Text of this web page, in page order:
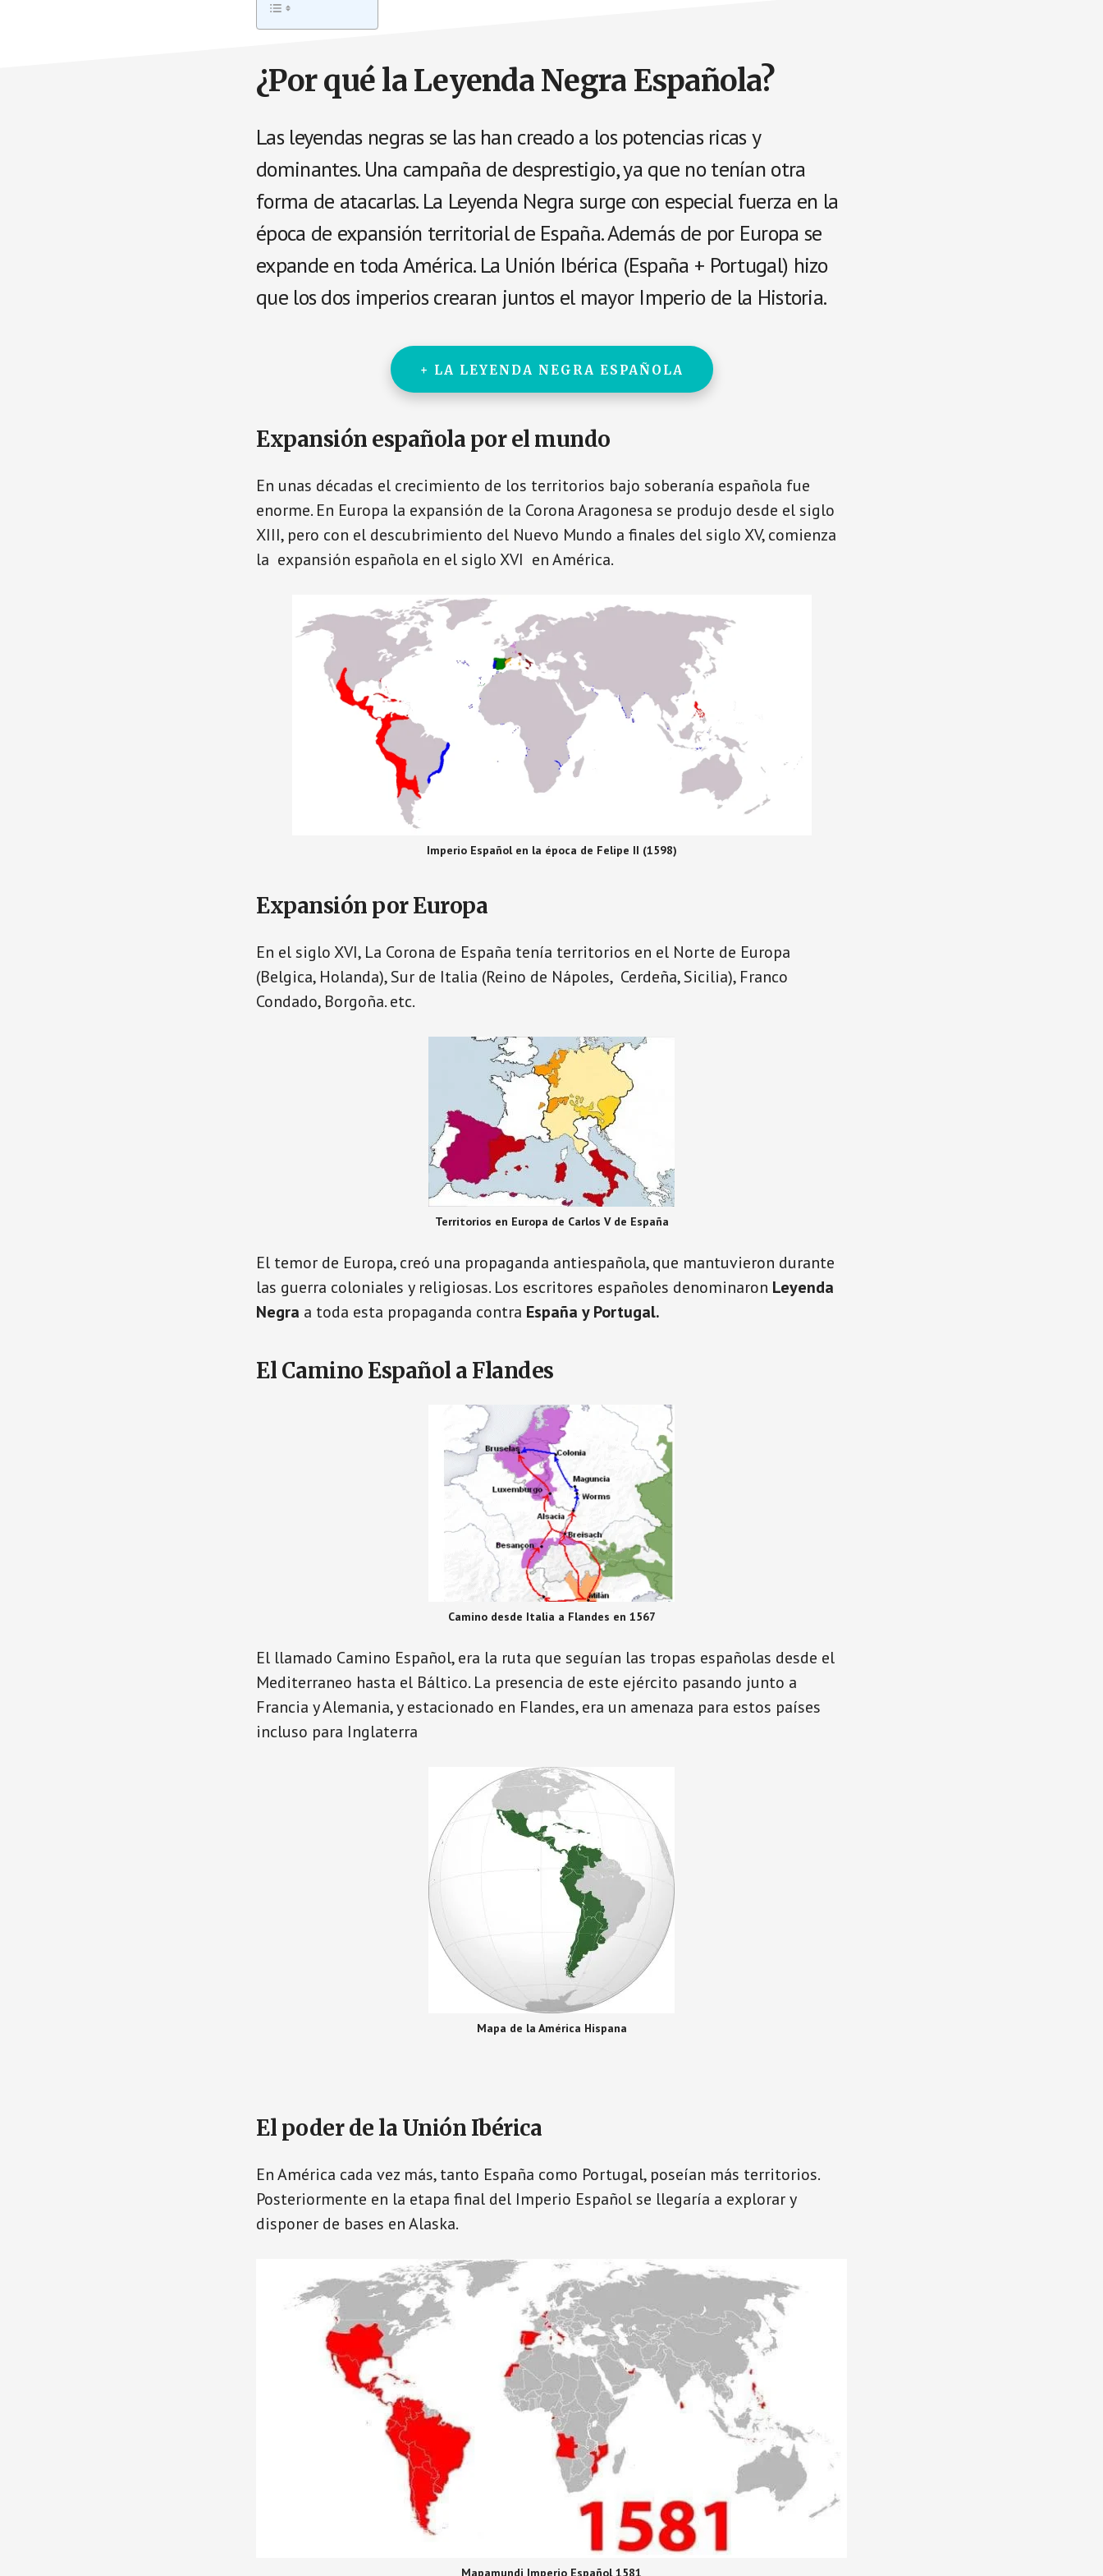
¿Por qué la Leyenda Negra Española?
Las leyendas negras se las han creado a los potencias ricas y
dominantes. Una campaña de desprestigio, ya que no tenían otra
forma de atacarlas. La Leyenda Negra surge con especial fuerza en la
época de expansión territorial de España. Además de por Europa se
expande en toda América. La Unión Ibérica (España + Portugal) hizo
que los dos imperios crearan juntos el mayor Imperio de la Historia.
+ LA LEYENDA NEGRA ESPAÑOLA
Expansión española por el mundo
En unas décadas el crecimiento de los territorios bajo soberanía española fue
enorme. En Europa la expansión de la Corona Aragonesa se produjo desde el siglo
XIII, pero con el descubrimiento del Nuevo Mundo a finales del siglo XV, comienza
la expansión española en el siglo XVI en América.
Imperio Español en la época de Felipe II (1598)
Expansión por Europa
En el siglo XVI, La Corona de España tenía territorios en el Norte de Europa
(Belgica, Holanda), Sur de Italia (Reino de Nápoles, Cerdeña, Sicilia), Franco
Condado, Borgoña. etc.
Territorios en Europa de Carlos V de España
El temor de Europa, creó una propaganda antiespañola, que mantuvieron durante
las guerra coloniales y religiosas. Los escritores españoles denominaron Leyenda
Negra a toda esta propaganda contra España y Portugal.
El Camino Español a Flandes
Camino desde Italia a Flandes en 1567
El llamado Camino Español, era la ruta que seguían las tropas españolas desde el
Mediterraneo hasta el Báltico. La presencia de este ejército pasando junto a
Francia y Alemania, y estacionado en Flandes, era un amenaza para estos países
incluso para Inglaterra
Mapa de la América Hispana
El poder de la Unión Ibérica
En América cada vez más, tanto España como Portugal, poseían más territorios.
Posteriormente en la etapa final del Imperio Español se llegaría a explorar y
disponer de bases en Alaska.
Mapamundi Imperio Español 1581